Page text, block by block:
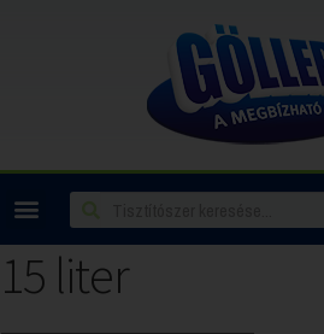
15 liter